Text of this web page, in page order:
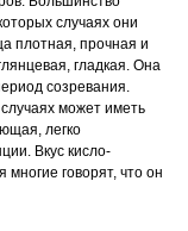
случаях они
плотная, прочная и
гладкая. Она
созревания.
может иметь
легко
Вкус кисло-
говорят, что он